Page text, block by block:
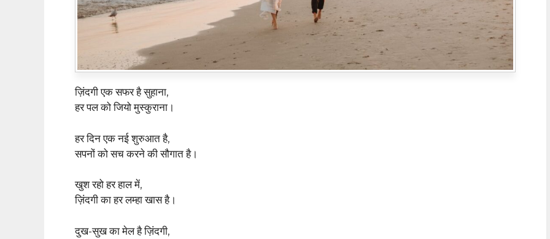
ज़िंदगी एक सफर है सुहाना,
हर पल को जियो मुस्कुराना।
हर दिन एक नई शुरुआत है,
सपनों को सच करने की सौगात है।
खुश रहो हर हाल में,
ज़िंदगी का हर लम्हा खास है।
दुख-सुख का मेल है ज़िंदगी,